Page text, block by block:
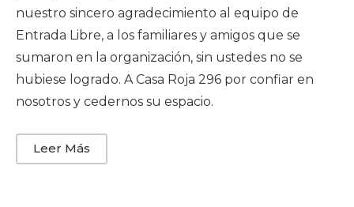
nuestro sincero agradecimiento al equipo de
Entrada Libre, a los familiares y amigos que se
sumaron en la organización, sin ustedes no se
hubiese logrado. A Casa Roja 296 por confiar en
nosotros y cedernos su espacio.
Leer Más